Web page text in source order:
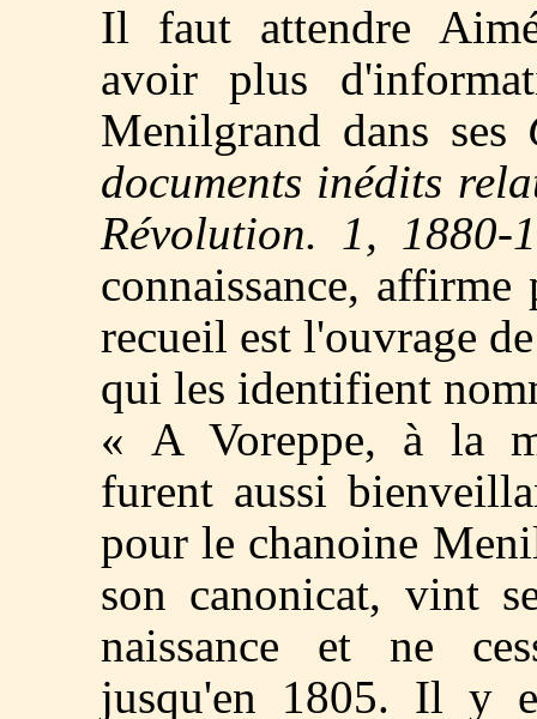
Il faut attendre
avoir plus
Menilgrand dans ses
documents inédits
Révolution. 1, 1880-
connaissance,
recueil est l'ouvrage
qui les identifient
« A Voreppe, à la
furent aussi
pour le chanoine
son canonicat, vint
naissance et ne
jusqu'en 1805. Il y